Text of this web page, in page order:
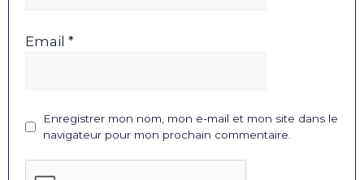
Email *
Enregistrer mon nom, mon e-mail et mon site dans le
navigateur pour mon prochain commentaire.